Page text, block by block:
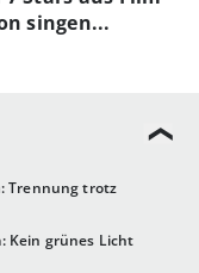
Trennung trotz
Kein grünes Licht
singen...